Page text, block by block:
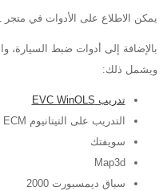
يمكن الاطلاع على الأدوات في متجر Remap 101 هنا:
ويشمل ذلك:
تدريب EVC WinOLS
التدريب على التيتانيوم ECM من Alientech
سويفتك
Map3d
سباق ديمسبورت 2000